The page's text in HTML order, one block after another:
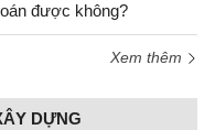
được không?
Xem thêm
DỰNG